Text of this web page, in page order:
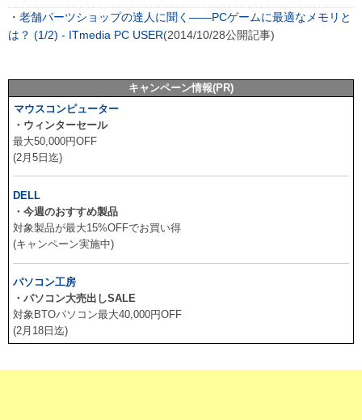
・ 老舗パーツショップの達人に聞く――PCゲームに最適なメモリと
は？ (1/2) - ITmedia PC USER(2014/10/28公開記事)
キャンペーン情報(PR)
マウスコンピューター
・ウィンターセール
最大50,000円OFF
(2月5日迄)
DELL
・今週のおすすめ製品
対象製品が最大15%OFFでお買い得
(キャンペーン実施中)
パソコン工房
・パソコン大売出しSALE
対象BTOパソコン最大40,000円OFF
(2月18日迄)